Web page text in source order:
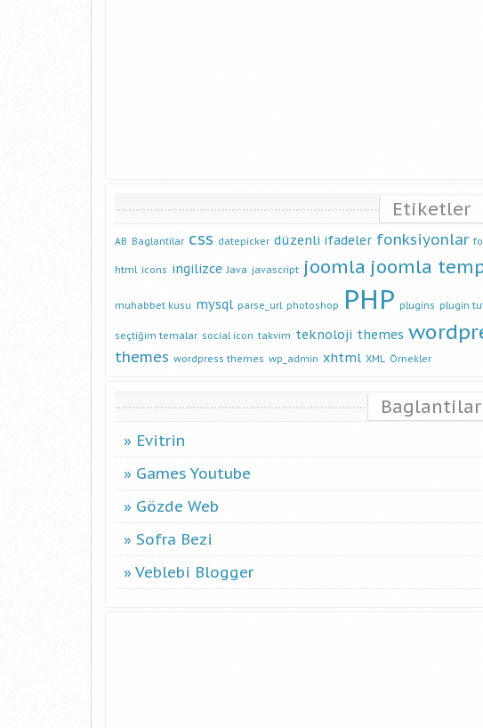
Etiketler
AB Baglantilar css datepicker düzenli ifadeler fonksiyonlar
html icons ingilizce Java javascript joomla joomla
muhabbet kusu mysql parse_url photoshop PHP plugins plugin
seçtiğim temalar social icon takvim teknoloji themes
themes wordpress themes wp_admin xhtml XML Örnekler
Baglantilar
Evitrin
Games Youtube
Gözde Web
Sofra Bezi
Veblebi Blogger